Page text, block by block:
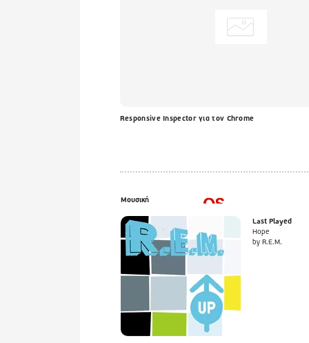
Responsive Inspector για τον Chrome
Μουσική
Last Played
Hope
by R.E.M.